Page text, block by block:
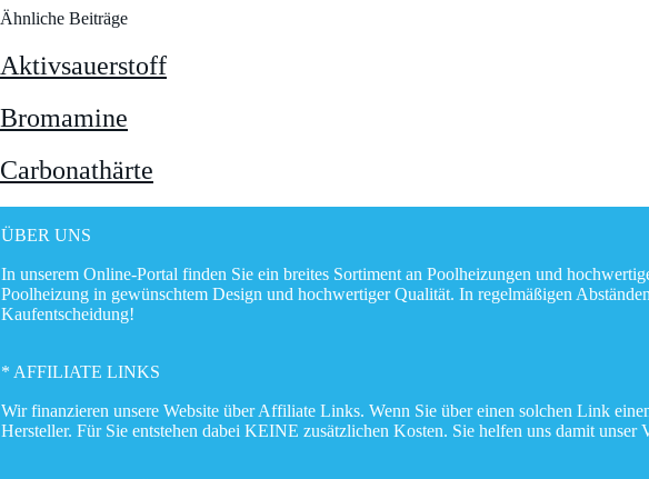
Ähnliche Beiträge
Aktivsauerstoff
Bromamine
Carbonathärte
ÜBER UNS
In unserem Online-Portal finden Sie ein breites Sortiment an Poolheizungen und
Poolheizung in gewünschtem Design und hochwertiger Qualität. In regelmäßigen
Kaufentscheidung!
* AFFILIATE LINKS
Wir finanzieren unsere Website über Affiliate Links. Wenn Sie über einen solchen Link
Hersteller. Für Sie entstehen dabei KEINE zusätzlichen Kosten. Sie helfen uns damit